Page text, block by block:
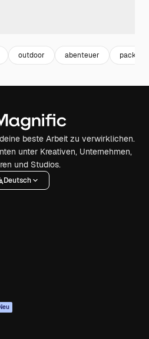
outdoor abenteuer pack
beste Arbeit zu verwirklichen.
unter Kreativen, Unternehmen,
und Studios.
Deutsch